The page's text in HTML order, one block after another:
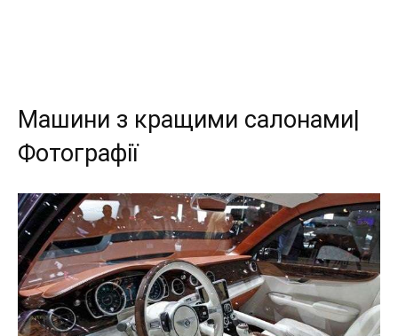
Машини з кращими салонами|
Фотографії